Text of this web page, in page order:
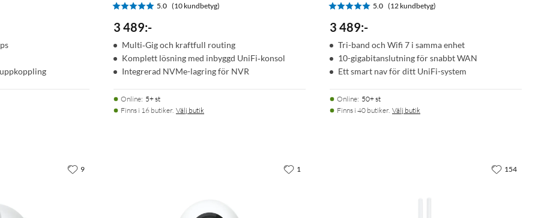
5.0 (10 kundbetyg)
3 489:-
Multi‑Gig och kraftfull routing
Komplett lösning med inbyggd UniFi‑konsol
Integrerad NVMe-lagring för NVR
Online: 5+ st
Finns i 16 butiker. Välj butik
5.0 (12 kundbetyg)
3 489:-
Tri-band och Wifi 7 i samma enhet
10-gigabitanslutning för snabbt WAN
Ett smart nav för ditt UniFi-system
Online: 50+ st
Finns i 40 butiker. Välj butik
9 1 154